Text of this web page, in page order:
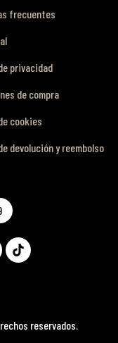
frecuentes
privacidad
de compra
cookies
devolución y reembolso
reservados.